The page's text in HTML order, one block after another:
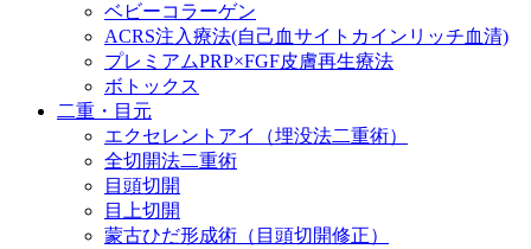
ベビーコラーゲン
ACRS注入療法(自己血サイトカインリッチ血清)
プレミアムPRP×FGF皮膚再生療法
ボトックス
二重・目元
エクセレントアイ（埋没法二重術）
全切開法二重術
目頭切開
目上切開
蒙古ひだ形成術（目頭切開修正）